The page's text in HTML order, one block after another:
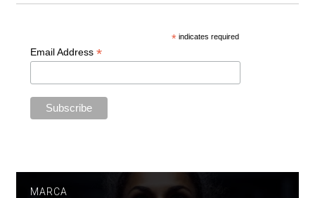
* indicates required
Email Address *
MARCA